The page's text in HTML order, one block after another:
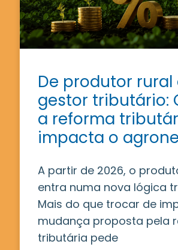
De produtor rural
gestor tributário:
a reforma
impacta o
A partir de 2026, o
entra numa nova lógica
Mais do que trocar de
mudança proposta pela
tributária pede